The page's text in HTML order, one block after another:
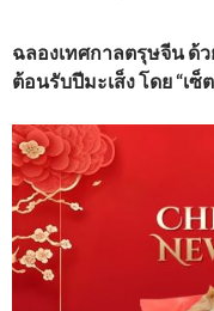
ฉลองเทศกาลตรุษจีน ด้
ต้อนรับปีมะเส็ง โดย “เซ็